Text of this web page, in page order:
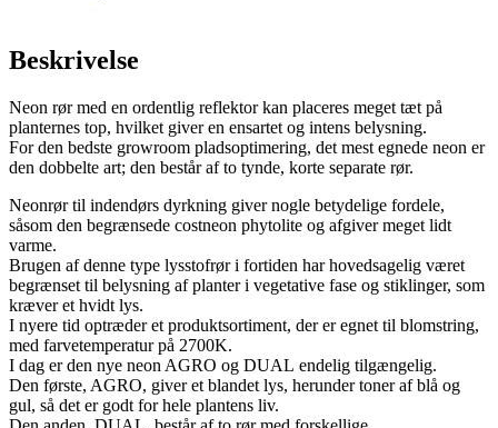
Beskrivelse
Neon rør med en ordentlig reflektor kan placeres meget tæt på
planternes top, hvilket giver en ensartet og intens belysning.
For den bedste growroom pladsoptimering, det mest egnede neon er
den dobbelte art; den består af to tynde, korte separate rør.
Neonrør til indendørs dyrkning giver nogle betydelige fordele,
såsom den begrænsede costneon phytolite og afgiver meget lidt
varme.
Brugen af ​​denne type lysstofrør i fortiden har hovedsagelig været
begrænset til belysning af planter i vegetative fase og stiklinger, som
kræver et hvidt lys.
I nyere tid optræder et produktsortiment, der er egnet til blomstring,
med farvetemperatur på 2700K.
I dag er den nye neon AGRO og DUAL endelig tilgængelig.
Den første, AGRO, giver et blandet lys, herunder toner af blå og
gul, så det er godt for hele plantens liv.